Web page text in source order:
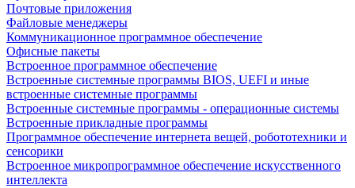
Почтовые приложения
Файловые менеджеры
Коммуникационное программное обеспечение
Офисные пакеты
Встроенное программное обеспечение
Встроенные системные программы BIOS, UEFI и иные
встроенные системные программы
Встроенные системные программы - операционные системы
Встроенные прикладные программы
Программное обеспечение интернета вещей, робототехники и
сенсорики
Встроенное микропрограммное обеспечение искусственного
интеллекта